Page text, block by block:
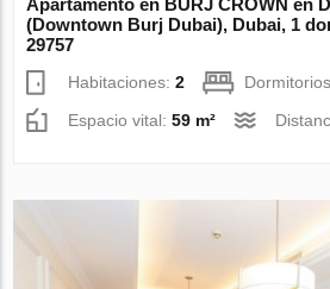
(Downtown Burj Dubai), Dubai, 1
29757
Habitaciones:2
Espacio vital:59 m²